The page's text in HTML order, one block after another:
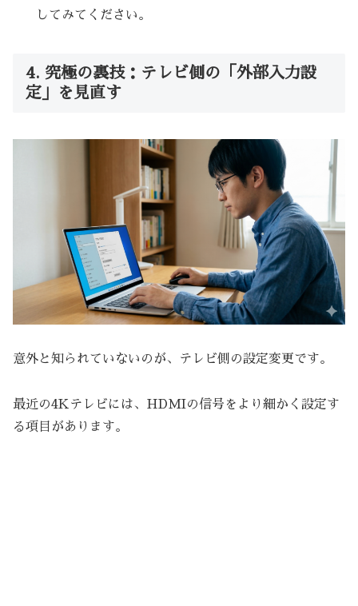
してみてください。
4. 究極の裏技：テレビ側の「外部入力設
定」を見直す
意外と知られていないのが、テレビ側の設定変更です。
最近の4Kテレビには、HDMIの信号をより細かく設定す
る項目があります。